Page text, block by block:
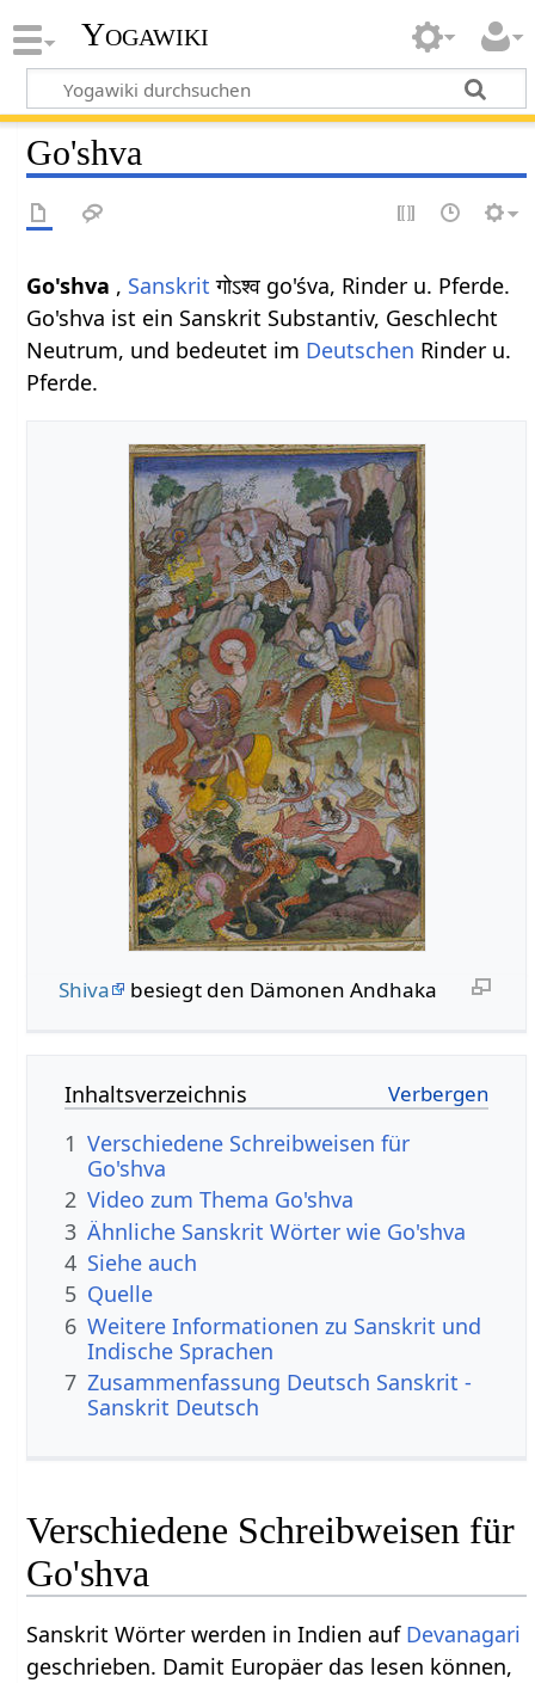
Yogawiki
Go'shva
Go'shva , Sanskrit गोऽश्व go'śva, Rinder u. Pferde.
Go'shva ist ein Sanskrit Substantiv, Geschlecht
Neutrum, und bedeutet im Deutschen Rinder u.
Pferde.
Shiva besiegt den Dämonen Andhaka
Inhaltsverzeichnis
1 Verschiedene Schreibweisen für
Go'shva
2 Video zum Thema Go'shva
3 Ähnliche Sanskrit Wörter wie Go'shva
4 Siehe auch
5 Quelle
6 Weitere Informationen zu Sanskrit und
Indische Sprachen
7 Zusammenfassung Deutsch Sanskrit -
Sanskrit Deutsch
Verschiedene Schreibweisen für
Go'shva
Sanskrit Wörter werden in Indien auf Devanagari
geschrieben. Damit Europäer das lesen können,